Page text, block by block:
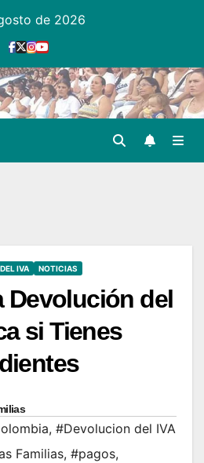
de 2026
IVA NOTICIAS
Devolución del
si Tienes
, #Devolucion del IVA
Familias, #pagos,